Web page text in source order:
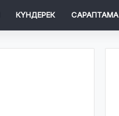
КҮНДЕРЕК САРАПТАМА